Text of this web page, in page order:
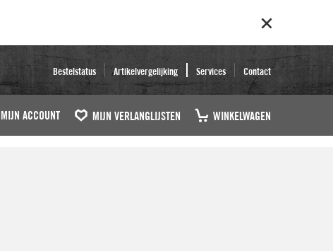
Bestelstatus Artikelvergelijking Services Contact
MIJN ACCOUNT MIJN VERLANGLIJSTEN WINKELWAGEN